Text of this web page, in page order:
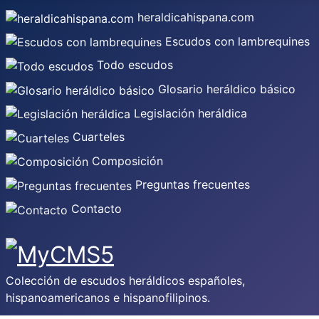
heraldicahispana.com
Escudos con lambrequines
Todo escudos
Glosario heráldico básico
Legislación heráldica
Cuarteles
Composición
Preguntas frecuentes
Contacto
Colección de escudos heráldicos españoles,
hispanoamericanos e hispanofilipinos.